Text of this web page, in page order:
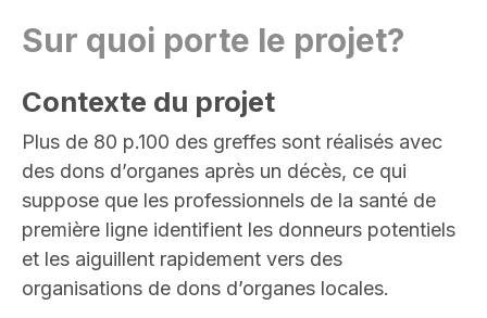
Sur quoi porte le projet?
Contexte du projet
Plus de 80 p.100 des greffes sont réalisés avec
des dons d’organes après un décès, ce qui
suppose que les professionnels de la santé de
première ligne identifient les donneurs potentiels
et les aiguillent rapidement vers des
organisations de dons d’organes locales.